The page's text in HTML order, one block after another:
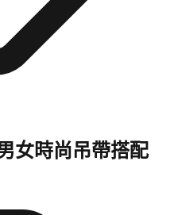
女時尚吊帶搭配